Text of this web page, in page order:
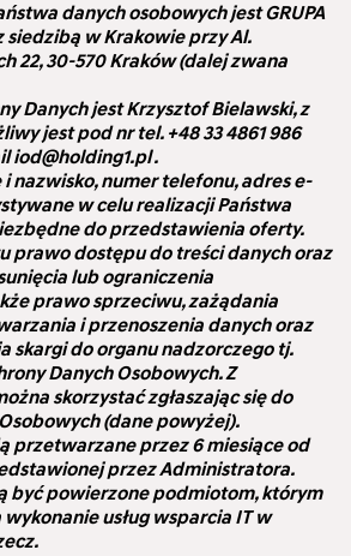
danych osobowych jest GRUPA
siedzibą w Krakowie przy Al.
22, 30-570 Kraków (dalej zwana
Danych jest Krzysztof Bielawski, z
jest pod nr tel. +48 33 4861 986
iod@holding1.pl .
nazwisko, numer telefonu, adres e-
w celu realizacji Państwa
do przedstawienia oferty.
prawo dostępu do treści danych oraz
lub ograniczenia
prawo sprzeciwu, zażądania
i przenoszenia danych oraz
skargi do organu nadzorczego tj.
Danych Osobowych. Z
skorzystać zgłaszając się do
(dane powyżej).
przetwarzane przez 6 miesiące od
przez Administratora.
być powierzone podmiotom, którym
usług wsparcia IT w